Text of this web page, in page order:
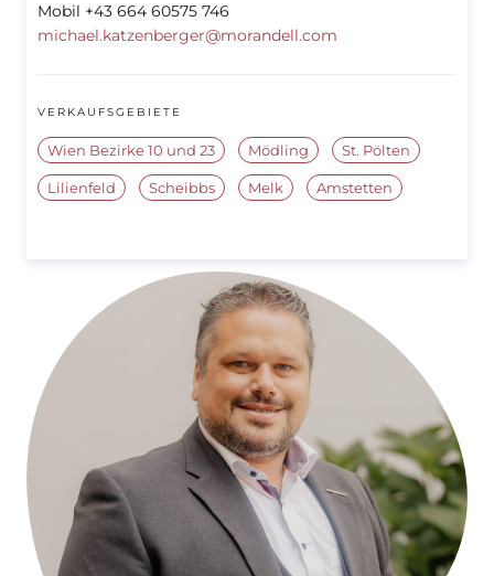
Mobil +43 664 60575 746
michael.katzenberger@morandell.com
VERKAUFSGEBIETE
Wien Bezirke 10 und 23 Mödling St. Pölten
Lilienfeld Scheibbs Melk Amstetten